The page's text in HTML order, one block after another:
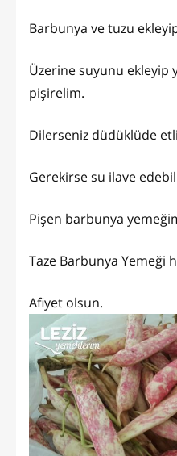
Barbunya ve tuzu
Üzerine suyunu ekleyip
pişirelim.
Dilerseniz düdüklüde
Gerekirse su ilave
Pişen barbunya
Taze Barbunya Yemeği
Afiyet olsun.